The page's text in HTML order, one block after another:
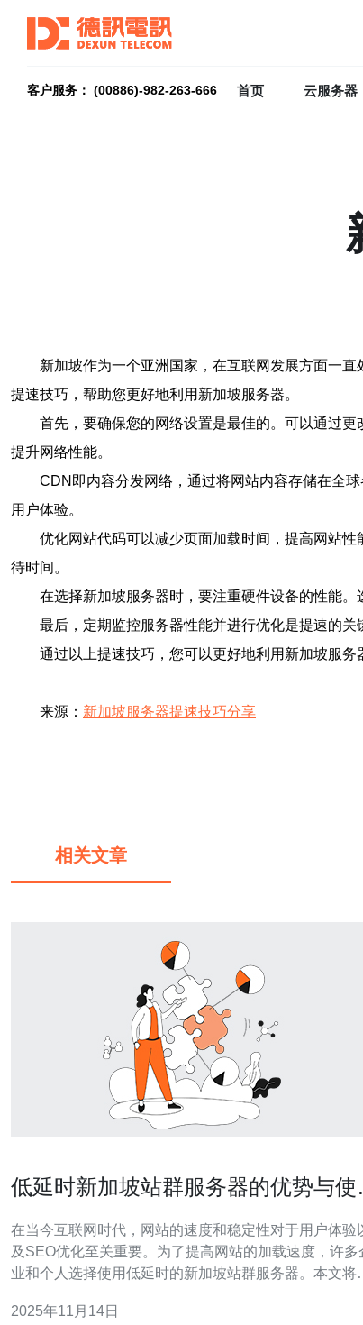
客户服务： (00886)-982-263-666 首页 云服务器
新加坡作为一个亚洲国家，在互联网发展方面一
提速技巧，帮助您更好地利用新加坡服务器。
首先，要确保您的网络设置是最佳的。可以通过
提升网络性能。
CDN即内容分发网络，通过将网站内容存储在全
用户体验。
优化网站代码可以减少页面加载时间，提高网站
待时间。
在选择新加坡服务器时，要注重硬件设备的性能
最后，定期监控服务器性能并进行优化是提速的
通过以上提速技巧，您可以更好地利用新加坡服
来源： 新加坡服务器提速技巧分享
相关文章
低延时新加坡站群服务器的优势与使
在当今互联网时代，网站的速度和稳定性对于用户体验
及SEO优化至关重要。为了提高网站的加载速度，许多
业和个人选择使用低延时的新加坡站群服务器。本文将
并为您提供一些购买建议。 首先，低延时新加坡站群服务
2025年11月14日